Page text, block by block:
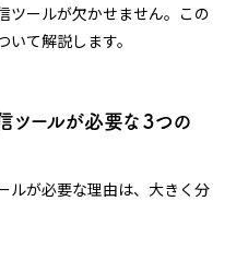
ツールが欠かせません。この
て解説します。
ツールが必要な３つの
ルが必要な理由は、大きく分